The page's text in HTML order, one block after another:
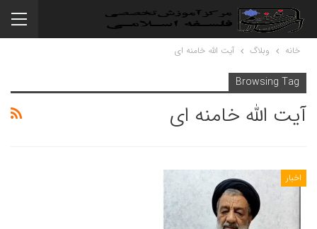
خانه وبلاگ آیت الله خامنه ای
Browsing Tag
آیت الله خامنه ای
اخبار